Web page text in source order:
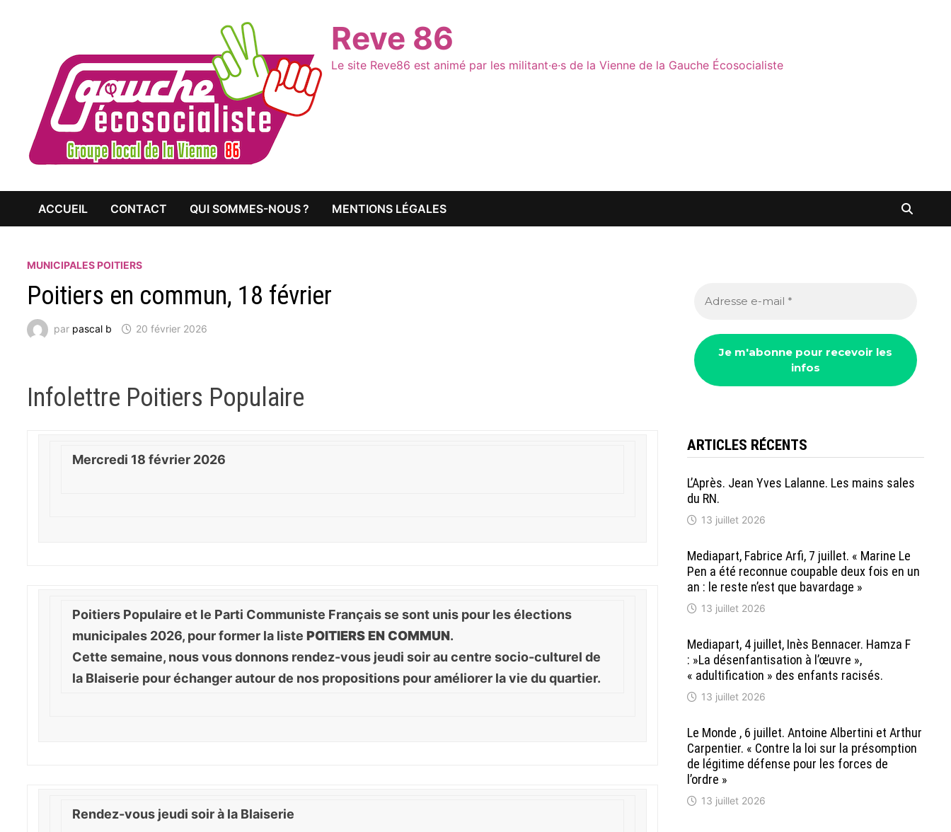
Reve 86
Le site Reve86 est animé par les militant·e·s de la Vienne de la Gauche Écosocialiste
ACCUEIL CONTACT QUI SOMMES-NOUS ? MENTIONS LÉGALES
MUNICIPALES POITIERS
Poitiers en commun, 18 février
par pascal b 20 février 2026
Infolettre Poitiers Populaire
Mercredi 18 février 2026
Poitiers Populaire et le Parti Communiste Français se sont unis pour les élections
municipales 2026, pour former la listePOITIERS EN COMMUN.
Cette semaine, nous vous donnons rendez-vous jeudi soir au centre socio-culturel de
la Blaiserie pour échanger autour de nos propositions pour améliorer la vie du quartier.
Rendez-vous jeudi soir à la Blaiserie
ARTICLES RÉCENTS
L’Après. Jean Yves Lalanne. Les mains sales
du RN.
13 juillet 2026
Mediapart, Fabrice Arfi, 7 juillet. « Marine Le
Pen a été reconnue coupable deux fois en un
an : le reste n’est que bavardage »
13 juillet 2026
Mediapart, 4 juillet, Inès Bennacer. Hamza F
: »La désenfantisation à l’œuvre »,
« adultification » des enfants racisés.
13 juillet 2026
Le Monde , 6 juillet. Antoine Albertini et Arthur
Carpentier. « Contre la loi sur la présomption
de légitime défense pour les forces de
l’ordre »
13 juillet 2026